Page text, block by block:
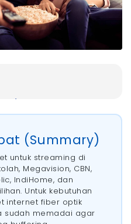
di Kota Bekasi
(Summary)
untuk streaming di
Megavision, CBN,
IndiHome, dan
Untuk kebutuhan
internet fiber optik
sudah memadai agar